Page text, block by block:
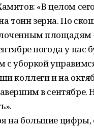
«В целом
тонн зерна. По
площадям
погода у
с уборкой
коллеги и на
в
на большие цифры,